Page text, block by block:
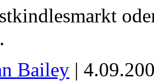
Bailey |